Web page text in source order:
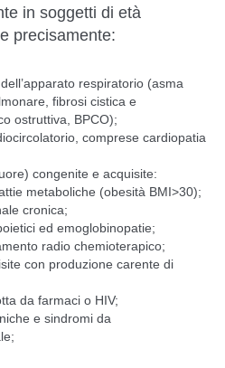
in soggetti di età
precisamente:
respiratorio (asma
fibrosi cistica e
ostruttiva, BPCO);
comprese cardiopatia
congenite e acquisite:
metaboliche (obesità BMI>30);
cronica;
ed emoglobinopatie;
radio chemioterapico;
con produzione carente di
da farmaci o HIV;
e sindromi da